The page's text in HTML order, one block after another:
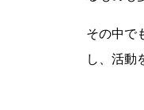
その中で
し、活動